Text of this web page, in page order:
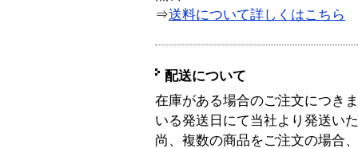
⇒送料について詳しくはこちら
配送について
在庫がある場合のご注文につき
いる発送日にて当社より発送い
尚、複数の商品をご注文の場合